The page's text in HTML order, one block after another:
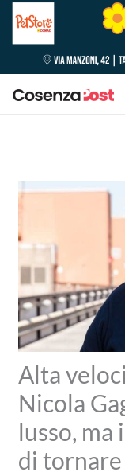
Alta
Nicola
lusso,
di tornare